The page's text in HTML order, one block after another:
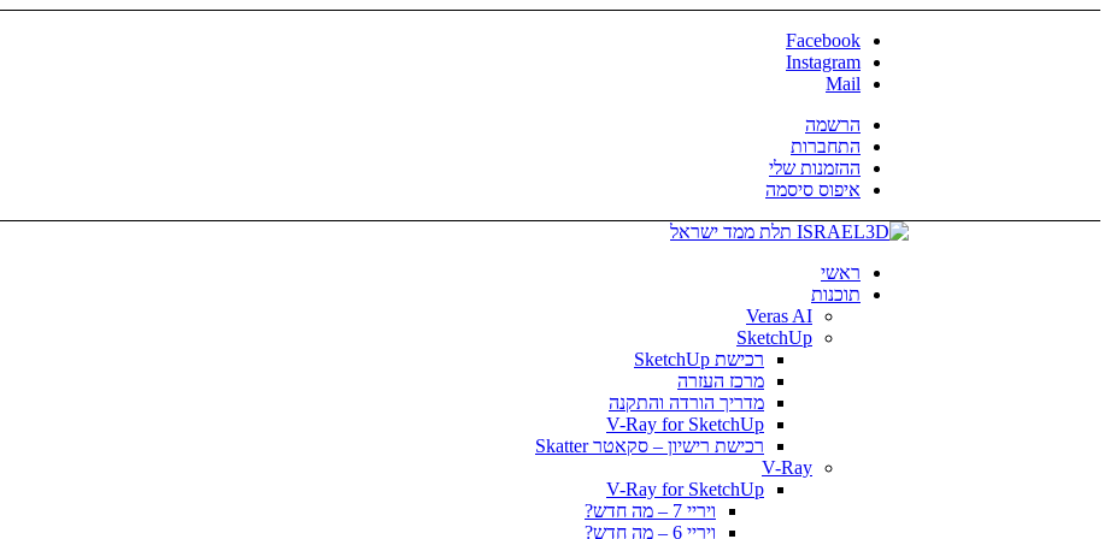
Facebook
Instagram
Mail
הרשמה
התחברות
ההזמנות שלי
איפוס סיסמה
ראשי
תוכנות
Veras AI
SketchUp
רכישת SketchUp
מרכז העזרה
מדריך הורדה והתקנה
V-Ray for SketchUp
רכישת רישיון – סקאטר Skatter
V-Ray
V-Ray for SketchUp
ויריי 7 – מה חדש?
ויריי 6 – מה חדש?